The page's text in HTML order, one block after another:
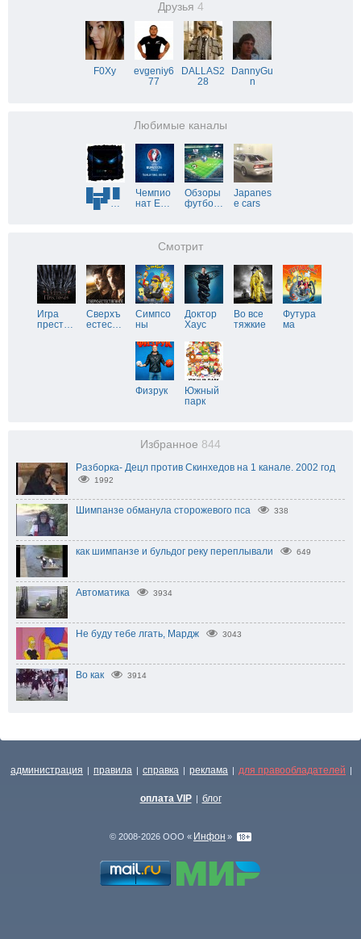
Друзья 4
F0Xy
evgeniy6
77
DALLAS2
28
DannyGu
n
Любимые каналы
█▬█ █
▀█▀ …
Чемпио
нат Е…
Обзоры
футбо…
Japanes
e cars
Смотрит
Игра
прест…
Сверхъ
естес…
Симпсо
ны
Доктор
Хаус
Во все
тяжкие
Футура
ма
Физрук
Южный
парк
Избранное 844
Разборка- Децл против Скинхедов на 1 канале. 2002 год
1992
Шимпанзе обманула сторожевого пса 338
как шимпанзе и бульдог реку переплывали 649
Автоматика 3934
Не буду тебе лгать, Мардж 3043
Во как 3914
администрация | правила | справка | реклама | для правообладателей |
оплата VIP | блог
© 2008-2026 ООО « Инфон »